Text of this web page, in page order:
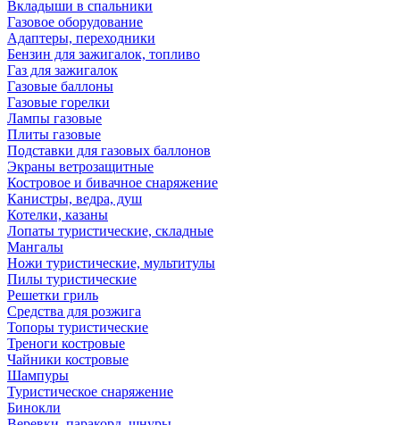
Вкладыши в спальники
Газовое оборудование
Адаптеры, переходники
Бензин для зажигалок, топливо
Газ для зажигалок
Газовые баллоны
Газовые горелки
Лампы газовые
Плиты газовые
Подставки для газовых баллонов
Экраны ветрозащитные
Костровое и бивачное снаряжение
Канистры, ведра, душ
Котелки, казаны
Лопаты туристические, складные
Мангалы
Ножи туристические, мультитулы
Пилы туристические
Решетки гриль
Средства для розжига
Топоры туристические
Треноги костровые
Чайники костровые
Шампуры
Туристическое снаряжение
Бинокли